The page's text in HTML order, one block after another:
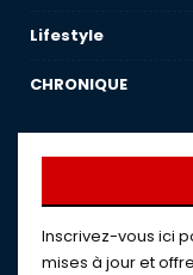
Lifestyle
CHRONIQUE
Inscrivez-vous ici
mises à jour et